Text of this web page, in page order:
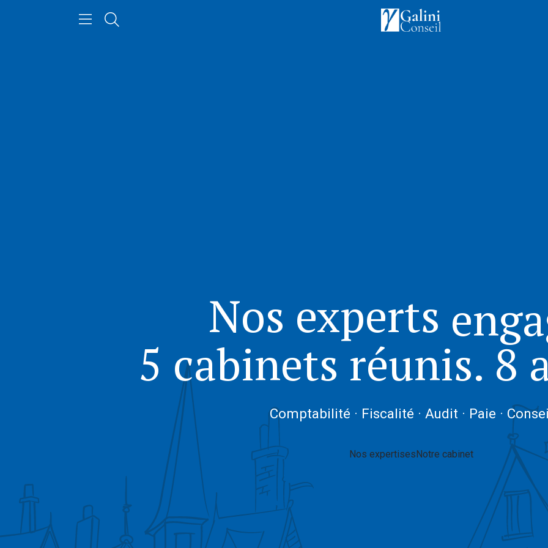
Nos experts
de
5 cabinets réunis. 8
Comptabilité · Fiscalité · Audit · Paie ·
Nos expertisesNotre cabinet